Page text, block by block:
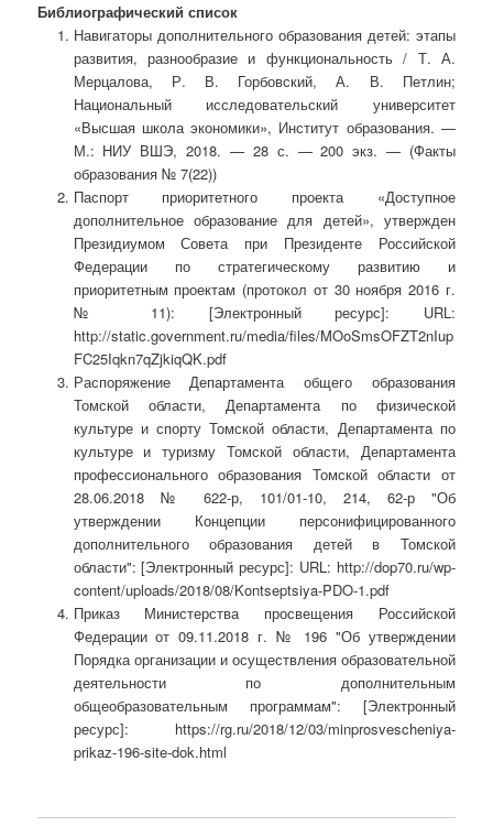
Библиографический список
Навигаторы дополнительного образования детей: этапы
развития, разнообразие и функциональность / Т. А.
Мерцалова, Р. В. Горбовский, А. В. Петлин;
Национальный исследовательский университет
«Высшая школа экономики», Институт образования. —
М.: НИУ ВШЭ, 2018. — 28 с. — 200 экз. — (Факты
образования № 7(22))
Паспорт приоритетного проекта «Доступное
дополнительное образование для детей», утвержден
Президиумом Совета при Президенте Российской
Федерации по стратегическому развитию и
приоритетным проектам (протокол от 30 ноября 2016 г.
№ 11): [Электронный ресурс]: URL:
http://static.government.ru/media/files/MOoSmsOFZT2nIup
FC25Iqkn7qZjkiqQK.pdf
Распоряжение Департамента общего образования
Томской области, Департамента по физической
культуре и спорту Томской области, Департамента по
культуре и туризму Томской области, Департамента
профессионального образования Томской области от
28.06.2018 № 622-р, 101/01-10, 214, 62-р "Об
утверждении Концепции персонифицированного
дополнительного образования детей в Томской
области": [Электронный ресурс]: URL: http://dop70.ru/wp-
content/uploads/2018/08/Kontseptsiya-PDO-1.pdf
Приказ Министерства просвещения Российской
Федерации от 09.11.2018 г. № 196 "Об утверждении
Порядка организации и осуществления образовательной
деятельности по дополнительным
общеобразовательным программам": [Электронный
ресурс]: https://rg.ru/2018/12/03/minprosvescheniya-
prikaz-196-site-dok.html